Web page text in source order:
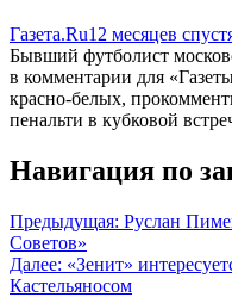
Газета.Ru12 месяцев
Бывший футболист
в комментарии для
красно-белых,
пенальти в кубковой
Навигация по
Предыдущая: Руслан
Советов»
Далее: «Зенит»
Кастельяносом